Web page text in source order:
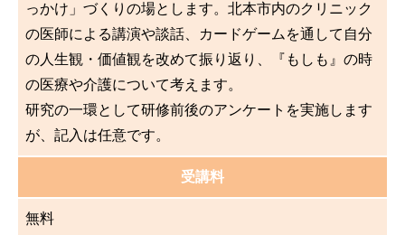
っかけ」づくりの場とします。北本市内のクリニック
の医師による講演や談話、カードゲームを通して自分
の人生観・価値観を改めて振り返り、『もしも』の時
の医療や介護について考えます。
研究の一環として研修前後のアンケートを実施します
が、記入は任意です。
受講料
無料